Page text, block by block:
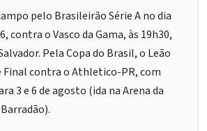
pelo Brasileirão Série A no dia
contra o Vasco da Gama, às 19h30,
Pela Copa do Brasil, o Leão
Final contra o Athletico-PR, com
3 e 6 de agosto (ida na Arena da